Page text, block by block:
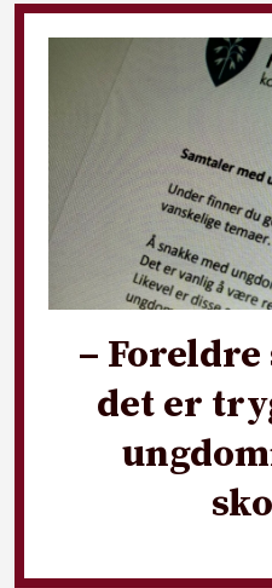
–
det er